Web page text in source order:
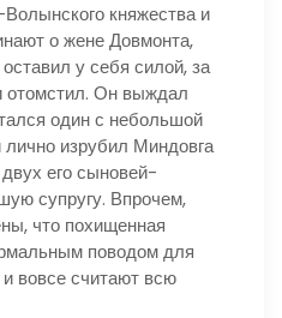
княжества и
о жене Довмонта,
у себя силой, за
отомстил. Он выждал
один с небольшой
лично изрубил Миндовга
его сыновей-
супругу. Впрочем,
что похищенная
поводом для
вовсе считают всю